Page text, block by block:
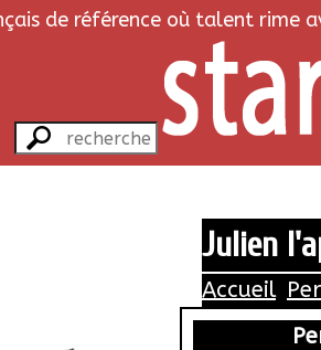
de référence où talent rime
Julien
Accueil